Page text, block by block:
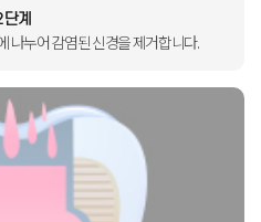
계
나누어감염된 신경을제거합니다.